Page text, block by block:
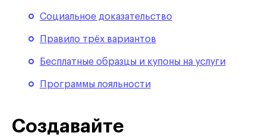
Социальное доказательство
Правило трёх вариантов
Бесплатные образцы и купоны на услуги
Программы лояльности
Создавайте